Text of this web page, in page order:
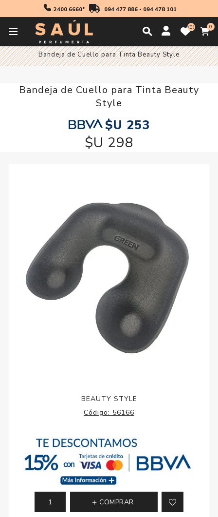
2400 6660* 094 477 886- 094 478 101
0 0
Inicio
Bandeja de Cuello para Tinta Beauty Style
Bandeja de Cuello para Tinta Beauty
Style
$U 253
$U 298
BEAUTY STYLE
Código: 56166
COMPRAR